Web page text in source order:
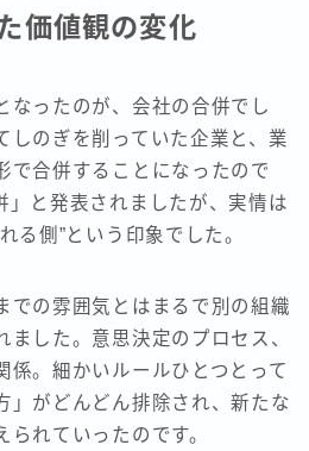
価値観の変化
なったのが、会社の合併でし
しのぎを削っていた企業と、業
で合併することになったので
」と発表されましたが、実情は
る側”という印象でした。
での雰囲気とはまるで別の組織
ました。意思決定のプロセス、
係。細かいルールひとつとって
」がどんどん排除され、新たな
れていったのです。